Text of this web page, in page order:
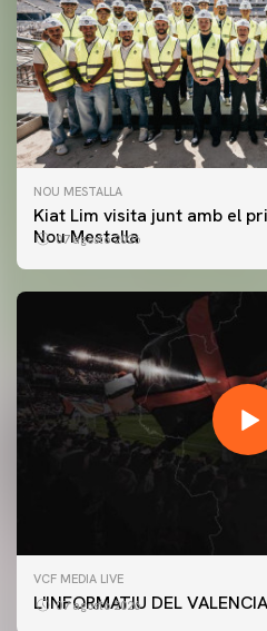
NOU MESTALLA
Kiat Lim visita junt amb el
Nou Mestalla
07 agosto 2026
VCF MEDIA LIVE
L'INFORMATIU DEL
07 agosto 2026
PRIMER EQUIP
ENTRENAMENT DEL